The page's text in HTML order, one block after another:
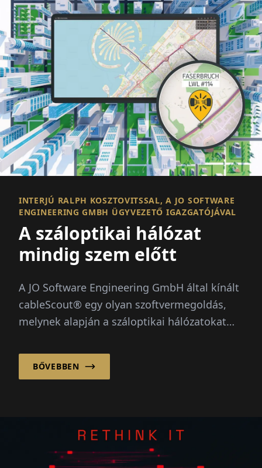
INTERJÚ RALPH KOSZTOVITSSAL, A JO SOFTWARE
ENGINEERING GMBH ÜGYVEZETŐ IGAZGATÓJÁVAL
A száloptikai hálózat
mindig szem előtt
A JO Software Engineering GmbH által kínált
cableScout® egy olyan szoftvermegoldás,
melynek alapján a száloptikai hálózatokat
védelemben lehet részesíteni...
BŐVEBBEN